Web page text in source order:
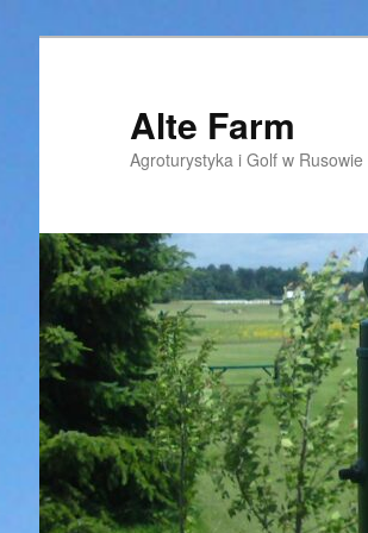
Alte Farm
Agroturystyka i Golf w Rusowie